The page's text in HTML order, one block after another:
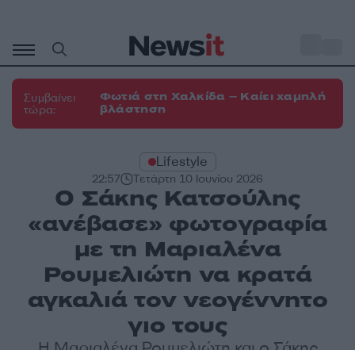
περιεχόμενο
Συμβαίνει
τώρα:
Φωτιά στη Χαλκίδα – Καίει χαμηλή
βλάστηση
Lifestyle
22:57 Τετάρτη 10 Ιουνίου 2026
Ο Σάκης Κατσούλης
«ανέβασε» φωτογραφία
με τη Μαριαλένα
Ρουμελιώτη να κρατά
αγκαλιά τον νεογέννητο
γιο τους